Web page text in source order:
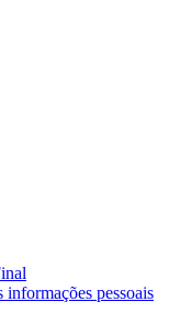
informações pessoais